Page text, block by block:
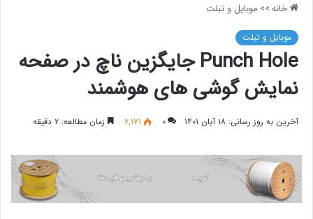
خانه>> موبایل و تبلت
موبایل و تبلت
Punch Hole جایگزین ناچ در صفحه
نمایش گوشی های هوشمند
آخرین به روز رسانی: ۱۸ آبان ۱۴۰۱ ۰ ۲,۱۷۱ زمان مطالعه: ۲ دقیقه